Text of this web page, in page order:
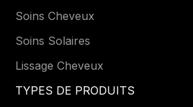
Soins Cheveux
Soins Solaires
Lissage Cheveux
TYPES DE PRODUITS